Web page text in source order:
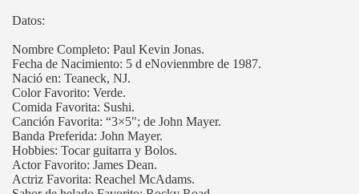
Datos:
Nombre Completo: Paul Kevin Jonas.
Fecha de Nacimiento: 5 d eNovienmbre de 1987.
Nació en: Teaneck, NJ.
Color Favorito: Verde.
Comida Favorita: Sushi.
Canción Favorita: “3×5"; de John Mayer.
Banda Preferida: John Mayer.
Hobbies: Tocar guitarra y Bolos.
Actor Favorito: James Dean.
Actriz Favorita: Reachel McAdams.